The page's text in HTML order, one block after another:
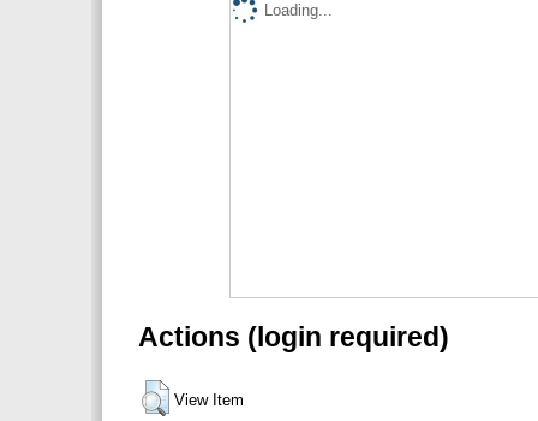
Loading...
Actions (login required)
View Item